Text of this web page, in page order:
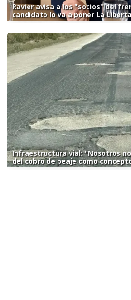
Ravier avisa a los "socios" del
candidato lo va a poner La
Infraestructura vial: "Nosotros
del cobro de peaje como